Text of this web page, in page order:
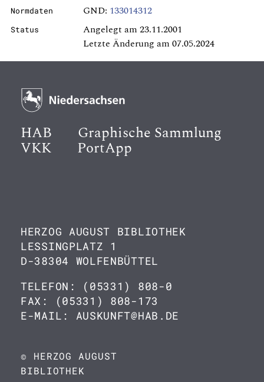
Normdaten GND: 133014312
Status
Angelegt am 23.11.2001
Letzte Änderung am 07.05.2024
HAB Graphische Sammlung
VKK PortApp
HERZOG AUGUST BIBLIOTHEK
LESSINGPLATZ 1
D-38304 WOLFENBÜTTEL
TELEFON: (05331) 808-0
FAX: (05331) 808-173
E-MAIL: AUSKUNFT@HAB.DE
© HERZOG AUGUST
BIBLIOTHEK